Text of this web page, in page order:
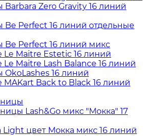
Zero Gravity 16 линий
Perfect 16 линий отдельные
Perfect 16 линий микс
Maitre Estetic 16 линий
Maitre Lash Balance 16 линий
16 линий
Back to Black 16 линий
Lash&Go микс "Мокка" 17
цвет Мокка микс 16 линий